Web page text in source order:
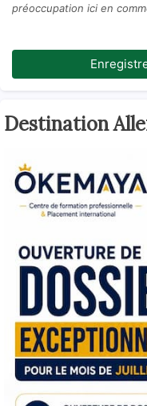
préoccupation ici en
Destination